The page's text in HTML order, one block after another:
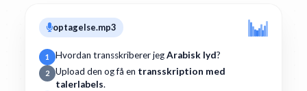
optagelse.mp3
1 Hvordan transskriberer jegArabisk lyd?
2 Upload den og få en transskription med
talerlabels.